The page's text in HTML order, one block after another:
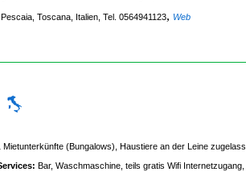
Toscana, Italien, Tel. 0564941123, Web
(Bungalows), Haustiere an der Leine
Bar, Waschmaschine, teils gratis Wifi Internetzugang,